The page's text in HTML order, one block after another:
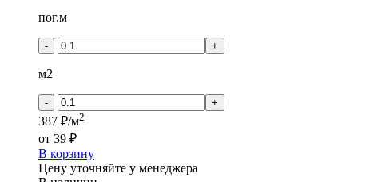
пог.м
- +
м2
- +
387 ₽/м2
от 39 ₽
В корзину
Цену уточняйте у менеджера